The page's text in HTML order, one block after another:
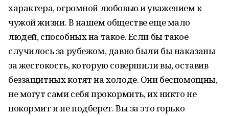
характера, огромной любовью и уважением к
чужой жизни. В нашем обществе еще мало
людей, способных на такое. Если бы такое
случилось за рубежом, давно были бы наказаны
за жестокость, которую совершили вы, оставив
беззащитных котят на холоде. Они беспомощны,
не могут сами себя прокормить, их никто не
покормит и не подберет. Вы за это горько